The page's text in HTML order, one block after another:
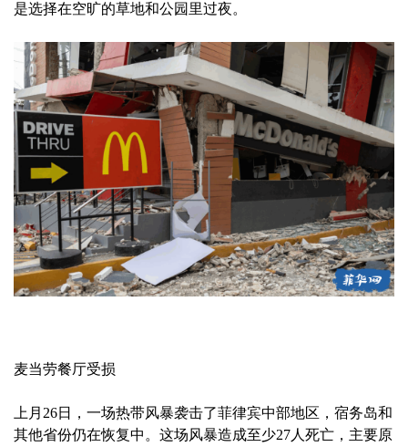
是选择在空旷的草地和公园里过夜。
麦当劳餐厅受损
上月26日，一场热带风暴袭击了菲律宾中部地区，宿务岛和
其他省份仍在恢复中。这场风暴造成至少27人死亡，主要原